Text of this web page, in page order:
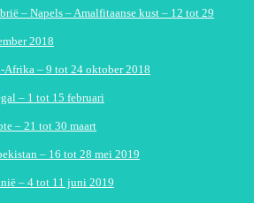
– Napels – Amalfitaanse kust – 12 tot 29
2018
Afrika – 9 tot 24 oktober 2018
– 1 tot 15 februari
– 21 tot 30 maart
– 16 tot 28 mei 2019
– 4 tot 11 juni 2019